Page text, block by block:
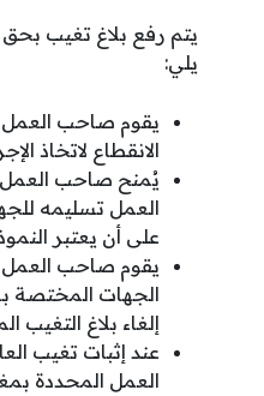
يتم رفع بلاغ تغيب
يلي:
يقوم صاحب العمل
الانقطاع لاتخاذ
يُمنح صاحب العمل
العمل تسليمه
على أن يعتبر
يقوم صاحب العمل
الجهات المختصة
إلغاء بلاغ التغيب
عند إثبات تغيب
العمل المحددة